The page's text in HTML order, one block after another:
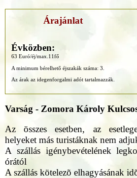
Árajánlat
Évközben:
63 Euró/éj/max.11fő
A minimum bérelhető éjszakák száma: 3.
Az árak az idegenforgalmi adót tartalmazzák.
Varság - Zomora Károly
Az összes esetben, az
helyeket más turistáknak nem
A szállás igénybevételének
órától
A szállás kötelezõ elhagyásának